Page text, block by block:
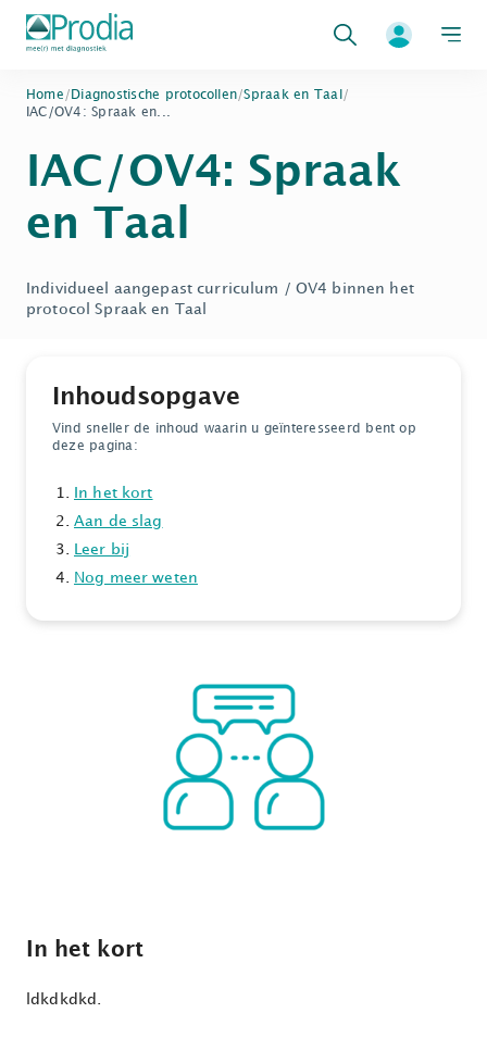
Zoeken
Home / Diagnostische protocollen/Spraak en Taal
/
IAC/OV4: Spraak en...
IAC/OV4: Spraak
en Taal
Individueel aangepast curriculum / OV4 binnen het
protocol Spraak en Taal
In het kort
ldkdkdkd.
Inhoudsopgave
Vind sneller de inhoud waarin u geïnteresseerd bent op
deze pagina:
In het kort
Aan de slag
Leer bij
Nog meer weten